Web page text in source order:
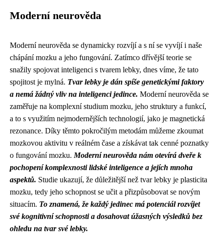
Moderní neurověda
Moderní neurověda se dynamicky rozvíjí a s ní se vyvíjí i naše
chápání mozku a jeho fungování. Zatímco dřívější teorie se
snažily spojovat inteligenci s tvarem lebky, dnes víme, že tato
spojitost je mylná. Tvar lebky je dán spíše genetickými faktory
a nemá žádný vliv na inteligenci jedince. Moderní neurověda se
zaměřuje na komplexní studium mozku, jeho struktury a funkcí,
a to s využitím nejmodernějších technologií, jako je magnetická
rezonance. Díky těmto pokročilým metodám můžeme zkoumat
mozkovou aktivitu v reálném čase a získávat tak cenné poznatky
o fungování mozku. Moderní neurověda nám otevírá dveře k
pochopení komplexnosti lidské inteligence a jejích mnoha
aspektů. Studie ukazují, že důležitější než tvar lebky je plasticita
mozku, tedy jeho schopnost se učit a přizpůsobovat se novým
situacím. To znamená, že každý jedinec má potenciál rozvíjet
své kognitivní schopnosti a dosahovat úžasných výsledků bez
ohledu na tvar své lebky.